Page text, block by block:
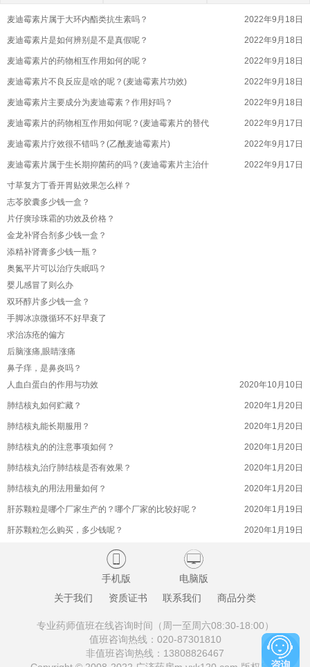
麦迪霉素片属于大环内酯类抗生素吗？ 2022年9月18日
麦迪霉素片是如何辨别是不是真假呢？ 2022年9月18日
麦迪霉素片的药物相互作用如何的呢？ 2022年9月18日
麦迪霉素片不良反应是啥的呢？(麦迪霉素片功效) 2022年9月18日
麦迪霉素片主要成分为麦迪霉素？作用好吗？ 2022年9月18日
麦迪霉素片的药物相互作用如何呢？(麦迪霉素片的替代 2022年9月17日
麦迪霉素片疗效很不错吗？(乙酰麦迪霉素片) 2022年9月17日
麦迪霉素片属于生长期抑菌药的吗？(麦迪霉素片主治什 2022年9月17日
麦迪霉素片口服吸收迅速吗？(麦迪霉素片用量)
麦迪霉素片药代动力学如何的呢？(麦迪霉素片是什么病
盐酸左氧氟沙星胶囊值得人们信赖吗？
盐酸左氧氟沙星胶囊用于哪些？(盐酸左氧氟沙星胶囊用
盐酸左氧氟沙星胶囊体内代谢是啥？(盐酸左氧氟沙星胶
滋补参茸丸对早泄有一定的效果的吗？
滋补参茸丸有什么的效果？(参茸养心胶囊的作用)
滋补参茸丸滋阴补肾功效好吗？(参茸补肾丸有什么功效
桉柠蒎肠溶软胶囊安全高效的吗？(桉柠蒎肠溶软胶囊有
桉柠蒎肠溶软胶囊的试验结果如何呢？
桉柠蒎肠溶软胶囊过敏情况如何呢？ 2022年9月16日
桉柠蒎肠溶软胶囊用于支气管扩张的用量如何呢？ 2022年9月16日
地榆升白片临床观察是啥的呢？(地榆升白片作用机理) 2022年9月16日
地榆升白片价格贵不贵？(地榆升白片什么价) 2022年9月16日
寸草复方丁香开胃贴效果怎么样？
志苓胶囊多少钱一盒？
片仔癀珍珠霜的功效及价格？
金龙补肾合剂多少钱一盒？
添精补肾膏多少钱一瓶？
奥氮平片可以治疗失眠吗？
婴儿感冒了则么办
双环醇片多少钱一盒？
手脚冰凉微循环不好早衰了
求治冻疮的偏方
后脑涨痛,眼睛涨痛
鼻子痒，是鼻炎吗？
人血白蛋白的作用与功效
2020年10月10日
肺结核丸如何贮藏？ 2020年1月20日
肺结核丸能长期服用？ 2020年1月20日
肺结核丸的的注意事项如何？ 2020年1月20日
肺结核丸治疗肺结核是否有效果？ 2020年1月20日
肺结核丸的用法用量如何？ 2020年1月20日
肝苏颗粒是哪个厂家生产的？哪个厂家的比较好呢？ 2020年1月19日
肝苏颗粒怎么购买，多少钱呢？ 2020年1月19日
肝苏颗粒的有什么副作用吗？
肝苏颗粒治疗乙型肝炎的效果好吗？
肝苏颗粒的主要成分有哪些？ 2020年1月19日
十味蒂达胶囊可能有哪些不良反应？ 2020年1月19日
十味蒂达胶囊的注意事项是什么？ 2020年1月19日

手机版

电脑版
关于我们
资质证书 联系我们 商品分类
专业药师值班在线咨询时间（周一至周六08:30-18:00）
值班咨询热线： 020-87301810
非值班咨询热线： 13808826467